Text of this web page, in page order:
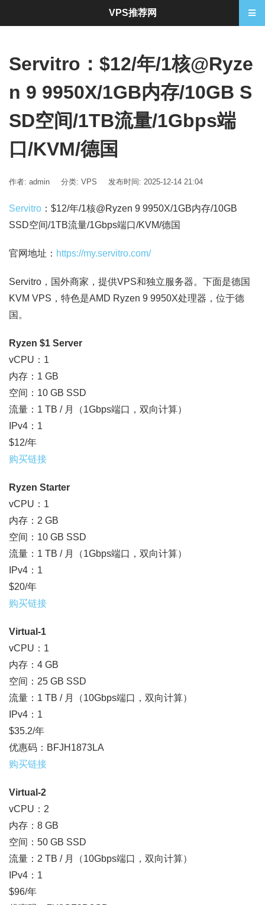
Servitro：$12/年/1核@Ryze
n 9 9950X/1GB内存/10GB S
SD空间/1TB流量/1Gbps端
口/KVM/德国
作者: admin 分类: VPS 发布时间: 2025-12-14 21:04
Servitro ：$12/年/1核@Ryzen 9 9950X/1GB内存/10GB
SSD空间/1TB流量/1Gbps端口/KVM/德国
官网地址： https://my.servitro.com/
Servitro，国外商家，提供VPS和独立服务器。下面是德国
KVM VPS，特色是AMD Ryzen 9 9950X处理器，位于德
国。
Ryzen $1 Server
vCPU：1
内存：1 GB
空间：10 GB SSD
流量：1 TB / 月（1Gbps端口，双向计算）
IPv4：1
$12/年
购买链接
Ryzen Starter
vCPU：1
内存：2 GB
空间：10 GB SSD
流量：1 TB / 月（1Gbps端口，双向计算）
IPv4：1
$20/年
购买链接
Virtual-1
vCPU：1
内存：4 GB
空间：25 GB SSD
流量：1 TB / 月（10Gbps端口，双向计算）
IPv4：1
$35.2/年
优惠码：BFJH1873LA
购买链接
Virtual-2
vCPU：2
内存：8 GB
空间：50 GB SSD
流量：2 TB / 月（10Gbps端口，双向计算）
IPv4：1
$96/年
VPS推荐网